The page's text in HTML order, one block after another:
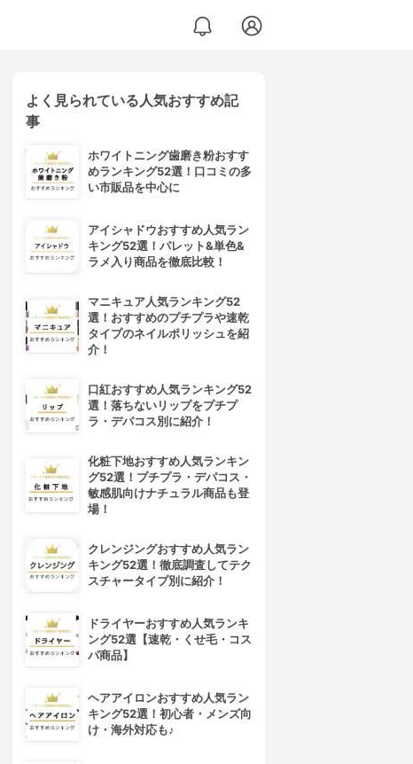
よく見られている人気おすすめ記
事
ホワイトニング歯磨き粉おすす
めランキング52選！口コミの多
い市販品を中心に
アイシャドウおすすめ人気ラン
キング52選！パレット&単色&
ラメ入り商品を徹底比較！
マニキュア人気ランキング52
選！おすすめのプチプラや速乾
タイプのネイルポリッシュを紹
介！
口紅おすすめ人気ランキング52
選！落ちないリップをプチプ
ラ・デパコス別に紹介！
化粧下地おすすめ人気ランキン
グ52選！プチプラ・デパコス・
敏感肌向けナチュラル商品も登
場！
クレンジングおすすめ人気ラン
キング52選！徹底調査してテク
スチャータイプ別に紹介！
ドライヤーおすすめ人気ランキ
ング52選【速乾・くせ毛・コス
パ商品】
ヘアアイロンおすすめ人気ラン
キング52選！初心者・メンズ向
け・海外対応も♪